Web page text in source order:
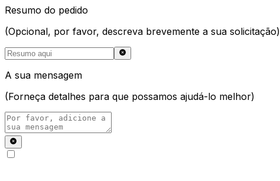
Resumo do pedido
(Opcional, por favor, descreva brevemente a sua solicitação)
A sua mensagem
(Forneça detalhes para que possamos ajudá-lo melhor)